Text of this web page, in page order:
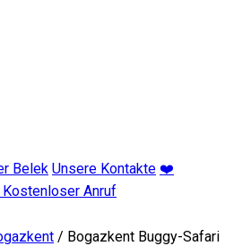
Belek Unsere Kontakte ❤️
Kostenloser Anruf
/ Bogazkent Buggy-Safari